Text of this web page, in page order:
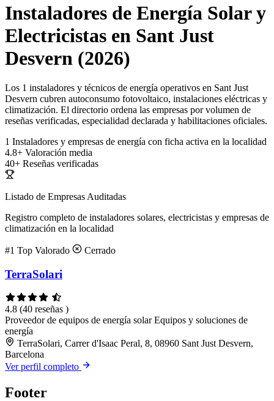
Instaladores de Energía Solar y
Electricistas en Sant Just
Desvern (2026)
Los 1 instaladores y técnicos de energía operativos en Sant Just
Desvern cubren autoconsumo fotovoltaico, instalaciones eléctricas y
climatización. El directorio ordena las empresas por volumen de
reseñas verificadas, especialidad declarada y habilitaciones oficiales.
1 Instaladores y empresas de energía con ficha activa en la localidad
4.8+ Valoración media
40+ Reseñas verificadas
Listado de Empresas Auditadas
Registro completo de instaladores solares, electricistas y empresas de
climatización en la localidad
#1 Top Valorado Cerrado
TerraSolari
4.8 (40 reseñas )
Proveedor de equipos de energía solarEquipos y soluciones de
energía
TerraSolari, Carrer d'Isaac Peral, 8, 08960 Sant Just Desvern,
Barcelona
Ver perfil completo
Footer